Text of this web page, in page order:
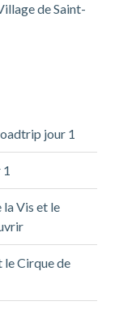
de Saint-
jour 1
la Vis et le
le Cirque de